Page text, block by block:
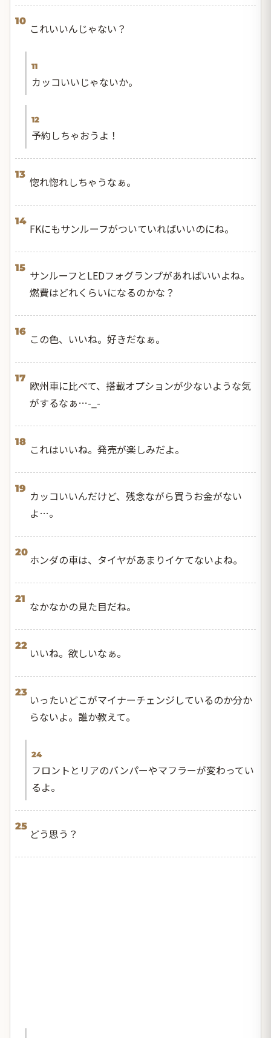
10
これいいんじゃない？
11
カッコいいじゃないか。
12
予約しちゃおうよ！
13
惚れ惚れしちゃうなぁ。
14
FKにもサンルーフがついていればいいのにね。
15
サンルーフとLEDフォグランプがあればいいよね。
燃費はどれくらいになるのかな？
16
この色、いいね。好きだなぁ。
17
欧州車に比べて、搭載オプションが少ないような気
がするなぁ…-_-
18
これはいいね。発売が楽しみだよ。
19
カッコいいんだけど、残念ながら買うお金がない
よ…。
20
ホンダの車は、タイヤがあまりイケてないよね。
21
なかなかの見た目だね。
22
いいね。欲しいなぁ。
23
いったいどこがマイナーチェンジしているのか分か
らないよ。誰か教えて。
24
フロントとリアのバンパーやマフラーが変わってい
るよ。
25
どう思う？